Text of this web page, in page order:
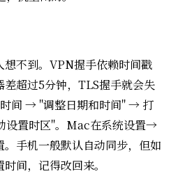
不到。VPN握手依赖时间戳
超过5分钟，TLS握手就会失
间 → "调整日期和时间" → 打
设置时区"。Mac在系统设置→
手机一般默认自动同步，但如
间，记得改回来。